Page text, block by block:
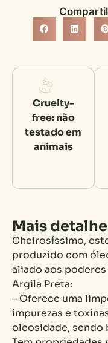
Cruelty-
free: não
testado em
animais
Mais
Cheirosíssimo,
produzido com
aliado aos
Argila Preta:
– Oferece uma
impurezas e
oleosidade, sendo